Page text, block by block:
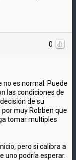
0
no es normal. Puede
las condiciones de
de su
muy Robben que
tomar multiples
pero si calibra a
uno podría esperar.